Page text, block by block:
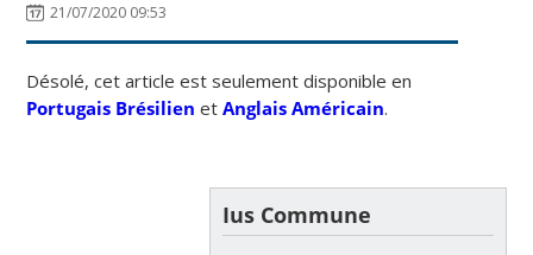
21/07/2020 09:53
Désolé, cet article est seulement disponible en
Portugais Brésilien etAnglais Américain.
Ius Commune